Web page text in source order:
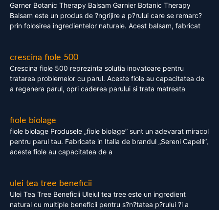
Garner Botanic Therapy Balsam Garnier Botanic Therapy
Balsam este un produs de ?ngrijire a p?rului care se remarc?
prin folosirea ingredientelor naturale. Acest balsam, fabricat
crescina fiole 500
Crescina fiole 500 reprezinta solutia inovatoare pentru
tratarea problemelor cu parul. Aceste fiole au capacitatea de
a regenera parul, opri caderea parului si trata matreata
fiole biolage
fiole biolage Produsele „fiole biolage” sunt un adevarat miracol
pentru parul tau. Fabricate in Italia de brandul „Sereni Capelli”,
aceste fiole au capacitatea de a
ulei tea tree beneficii
Ulei Tea Tree Beneficii Uleiul tea tree este un ingredient
natural cu multiple beneficii pentru s?n?tatea p?rului ?i a